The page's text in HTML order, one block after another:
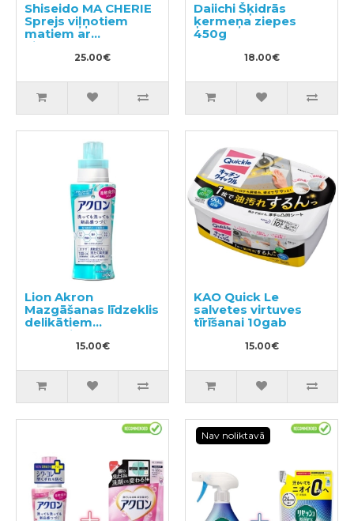
Shiseido MA CHERIE
Sprejs viļņotiem
matiem ar
aizsardzību pret
termisku iedarbību
25.00€
Daiichi Šķidrās
ķermeņa ziepes
450g
18.00€
Lion Akron
Mazgāšanas līdzeklis
delikātiem
audumiem 450ml
15.00€
KAO Quick Le
salvetes virtuves
tīrīšanai 10gab
15.00€
Nav noliktavā